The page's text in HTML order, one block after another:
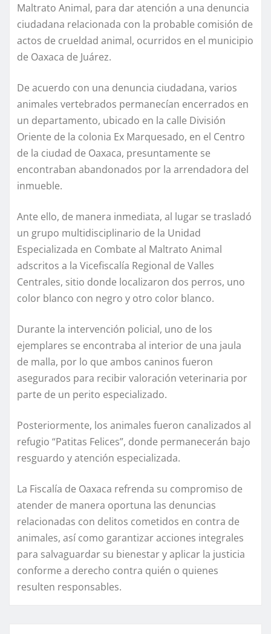
Maltrato Animal, para dar atención a una denuncia
ciudadana relacionada con la probable comisión de
actos de crueldad animal, ocurridos en el municipio
de Oaxaca de Juárez.
De acuerdo con una denuncia ciudadana, varios
animales vertebrados permanecían encerrados en
un departamento, ubicado en la calle División
Oriente de la colonia Ex Marquesado, en el Centro
de la ciudad de Oaxaca, presuntamente se
encontraban abandonados por la arrendadora del
inmueble.
Ante ello, de manera inmediata, al lugar se trasladó
un grupo multidisciplinario de la Unidad
Especializada en Combate al Maltrato Animal
adscritos a la Vicefiscalía Regional de Valles
Centrales, sitio donde localizaron dos perros, uno
color blanco con negro y otro color blanco.
Durante la intervención policial, uno de los
ejemplares se encontraba al interior de una jaula
de malla, por lo que ambos caninos fueron
asegurados para recibir valoración veterinaria por
parte de un perito especializado.
Posteriormente, los animales fueron canalizados al
refugio “Patitas Felices”, donde permanecerán bajo
resguardo y atención especializada.
La Fiscalía de Oaxaca refrenda su compromiso de
atender de manera oportuna las denuncias
relacionadas con delitos cometidos en contra de
animales, así como garantizar acciones integrales
para salvaguardar su bienestar y aplicar la justicia
conforme a derecho contra quién o quienes
resulten responsables.